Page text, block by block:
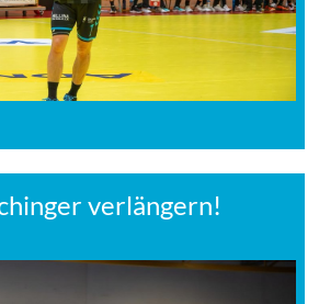
verlängern!